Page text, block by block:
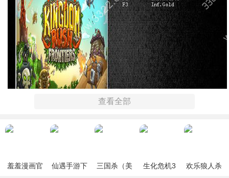
查看全部
羞羞漫画官
仙遇手游下
三国杀（美
生化危机3
欢乐狼人杀